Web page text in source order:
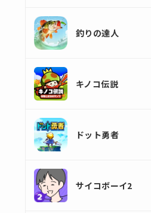
釣りの達人
キノコ伝説
ドット勇者
サイコボーイ2